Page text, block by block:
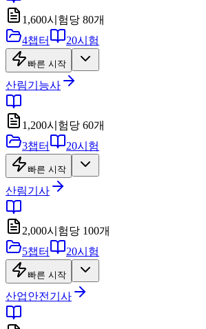
1,600시험당 80개
4챕터 20시험
빠른 시작
산림기능사
1,200시험당 60개
3챕터 20시험
빠른 시작
산림기사
2,000시험당 100개
5챕터 20시험
빠른 시작
산업안전기사